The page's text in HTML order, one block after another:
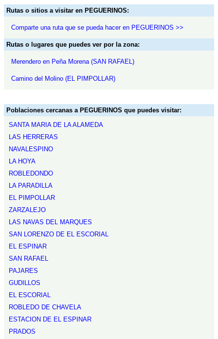
Rutas o sitios a visitar en PEGUERINOS:
Comparte una ruta que se pueda hacer en PEGUERINOS >>
Rutas o lugares que puedes ver por la zona:
Merendero en Peña Morena (SAN RAFAEL)
Camino del Molino (EL PIMPOLLAR)
Poblaciones cercanas a PEGUERINOS que puedes visitar:
SANTA MARIA DE LA ALAMEDA
LAS HERRERAS
NAVALESPINO
LA HOYA
ROBLEDONDO
LA PARADILLA
EL PIMPOLLAR
ZARZALEJO
LAS NAVAS DEL MARQUES
SAN LORENZO DE EL ESCORIAL
EL ESPINAR
SAN RAFAEL
PAJARES
GUDILLOS
EL ESCORIAL
ROBLEDO DE CHAVELA
ESTACION DE EL ESPINAR
PRADOS